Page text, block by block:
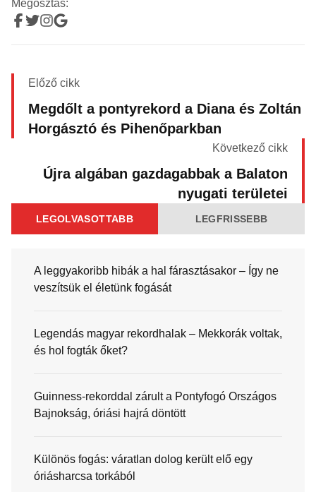
Megosztás:
Előző cikk
Megdőlt a pontyrekord a Diana és Zoltán
Horgásztó és Pihenőparkban
Következő cikk
Újra algában gazdagabbak a Balaton
nyugati területei
LEGOLVASOTTABB LEGFRISSEBB
A leggyakoribb hibák a hal fárasztásakor – Így ne
veszítsük el életünk fogását
Legendás magyar rekordhalak – Mekkorák voltak,
és hol fogták őket?
Guinness-rekorddal zárult a Pontyfogó Országos
Bajnokság, óriási hajrá döntött
Különös fogás: váratlan dolog került elő egy
óriásharcsa torkából